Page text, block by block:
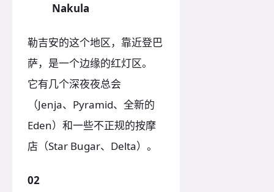
Nakula
勒吉安的这个地区，靠近登巴
萨，是一个边缘的红灯区。
它有几个深夜夜总会
（Jenja、Pyramid、全新的
Eden）和一些不正规的按摩
店（Star Bugar、Delta）。
02